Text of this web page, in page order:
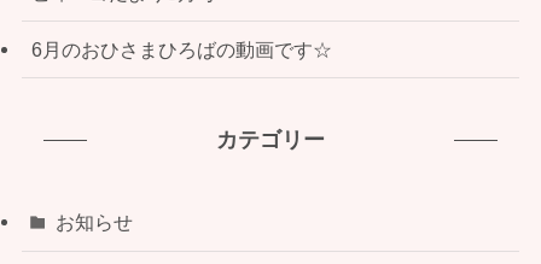
6月のおひさまひろばの動画です☆
カテゴリー
お知らせ